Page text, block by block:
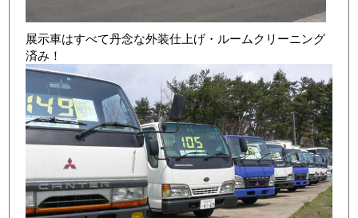
展示車はすべて丹念な外装仕上げ・ルームクリーニング
済み！
店舗写真4